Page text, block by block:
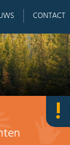
CONTACT
!